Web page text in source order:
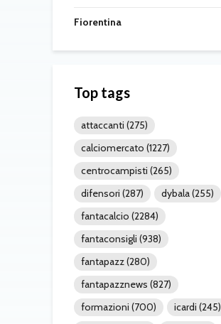
Fiorentina
Top tags
attaccanti (275)
calciomercato (1227)
centrocampisti (265)
difensori (287) dybala(255)
fantacalcio (2284)
fantaconsigli (938)
fantapazz(280)
fantapazznews (827)
formazioni (700) icardi (245)